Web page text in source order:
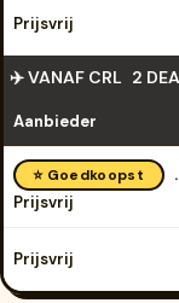
Prijsvrij
✈️ VANAF CRL 2
Aanbieder
⭐ Goedkoopst
Prijsvrij
Prijsvrij